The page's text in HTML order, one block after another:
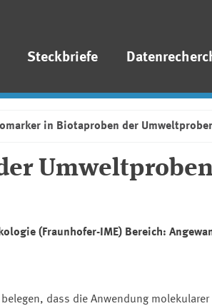
Steckbriefe
in Biotaproben der
(Fraunhofer-IME) Bereich:
dass die Anwendung